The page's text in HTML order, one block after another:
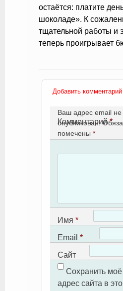
остаётся: платите
шоколаде». К
тщательной работы и
теперь проигрывает
Добавить комментарий
Ваш адрес email не
опубликован.
помечены *
Комментарий*
Имя *
Email *
Сайт
Сохранить
адрес сайта в